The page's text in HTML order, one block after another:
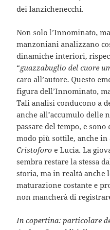
dei lanzichenecchi.
Non solo l’Innominato,
manzoniani analizzano
dinamiche interiori,
“guazzabuglio del cuore
caro all’autore. Questo
figura dell’Innominato,
Tali analisi conducono a
anche all’accumulo delle
passare del tempo, e
modo più sottile, anche
Cristoforo e Lucia. La
sembra restare la stessa
storia, ma in realtà anche
maturazione costante e
non mancherà di
In copertina: particolare